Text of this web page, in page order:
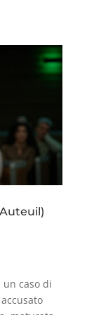
un caso di